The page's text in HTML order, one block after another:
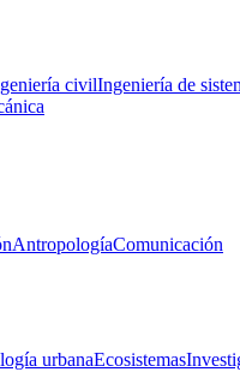
civilIngeniería de
AntropologíaComunicación
urbanaEcosistemas